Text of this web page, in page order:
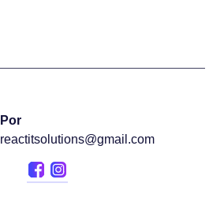
Por
reactitsolutions@gmail.com